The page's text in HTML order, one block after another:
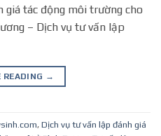
giá tác động môi trường cho
– Dịch vụ tư vấn lập
READING →
, Dịch vụ tư vấn lập đánh giá